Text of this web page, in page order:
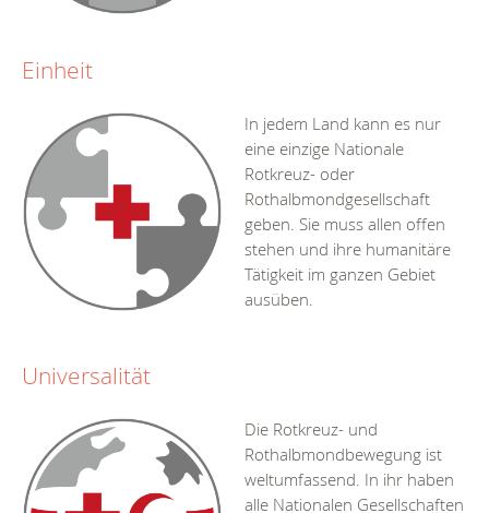
Einheit
In jedem Land kann es nur
eine einzige Nationale
Rotkreuz- oder
Rothalbmondgesellschaft
geben. Sie muss allen offen
stehen und ihre humanitäre
Tätigkeit im ganzen Gebiet
ausüben.
Universalität
Die Rotkreuz- und
Rothalbmondbewegung ist
weltumfassend. In ihr haben
alle Nationalen Gesellschaften